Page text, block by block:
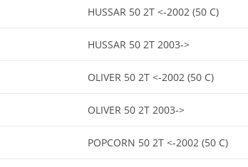
HUSSAR 50 2T <-2002 (50 C)
HUSSAR 50 2T 2003->
OLIVER 50 2T <-2002 (50 C)
OLIVER 50 2T 2003->
POPCORN 50 2T <-2002 (50 C)